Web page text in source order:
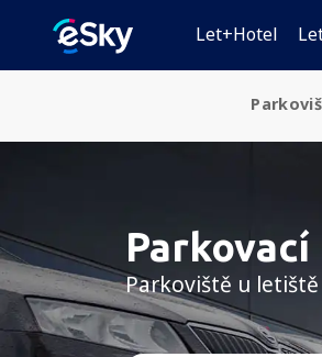
Let+Hotel
Maďarsko
Parkoviště u